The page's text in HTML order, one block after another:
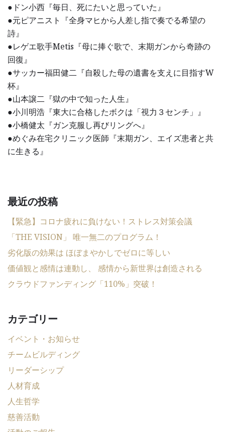
●ドン小西『毎日、死にたいと思っていた』
●元ピアニスト『全身マヒから人差し指で奏でる希望の
詩』
●レゲエ歌手Metis『母に捧ぐ歌で、末期ガンから奇跡の
回復』
●サッカー福田健二『自殺した母の遺書を支えに目指すW
杯』
●山本譲二『獄の中で知った人生』
●小川明浩『東大に合格したボクは「視力３センチ」』
●小橋健太『ガン克服し再びリングへ』
●めぐみ在宅クリニック医師『末期ガン、エイズ患者と共
に生きる』
最近の投稿
【緊急】コロナ疲れに負けない！ストレス対策会議
「THE VISION」 唯一無二のプログラム！
劣化版の効果は ほぼまやかしでゼロに等しい
価値観と感情は連動し、 感情から新世界は創造される
クラウドファンディング「110%」突破！
カテゴリー
イベント・お知らせ
チームビルディング
リーダーシップ
人材育成
人生哲学
慈善活動